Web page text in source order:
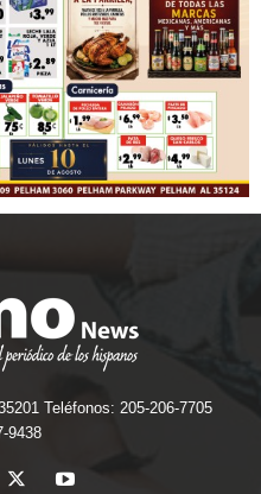
Teléfonos: 205-206-7705
9438